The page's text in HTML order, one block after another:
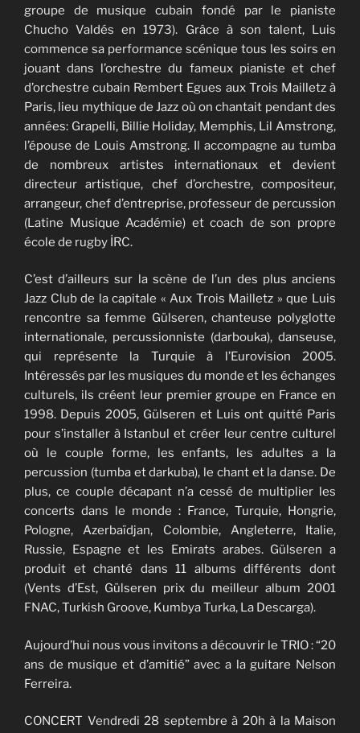
groupe de musique cubain fondé par le pianiste
Chucho Valdés en 1973). Grâce à son talent, Luis
commence sa performance scénique tous les soirs en
jouant dans l’orchestre du fameux pianiste et chef
d’orchestre cubain Rembert Egues aux Trois Mailletz à
Paris, lieu mythique de Jazz où on chantait pendant des
années: Grapelli, Billie Holiday, Memphis, Lil Amstrong,
l’épouse de Louis Amstrong. Il accompagne au tumba
de nombreux artistes internationaux et devient
directeur artistique, chef d’orchestre, compositeur,
arrangeur, chef d’entreprise, professeur de percussion
(Latine Musique Académie) et coach de son propre
école de rugby İRC.
C’est d’ailleurs sur la scène de l’un des plus anciens
Jazz Club de la capitale « Aux Trois Mailletz » que Luis
rencontre sa femme Gülseren, chanteuse polyglotte
internationale, percussionniste (darbouka), danseuse,
qui représente la Turquie à l’Eurovision 2005.
Intéressés par les musiques du monde et les échanges
culturels, ils créent leur premier groupe en France en
1998. Depuis 2005, Gülseren et Luis ont quitté Paris
pour s’installer à Istanbul et créer leur centre culturel
où le couple forme, les enfants, les adultes a la
percussion (tumba et darkuba), le chant et la danse. De
plus, ce couple décapant n’a cessé de multiplier les
concerts dans le monde : France, Turquie, Hongrie,
Pologne, Azerbaïdjan, Colombie, Angleterre, Italie,
Russie, Espagne et les Emirats arabes. Gülseren a
produit et chanté dans 11 albums différents dont
(Vents d’Est, Gülseren prix du meilleur album 2001
FNAC, Turkish Groove, Kumbya Turka, La Descarga).
Aujourd’hui nous vous invitons a découvrir le TRIO : “20
ans de musique et d’amitié” avec a la guitare Nelson
Ferreira.
CONCERT Vendredi 28 septembre à 20h à la Maison